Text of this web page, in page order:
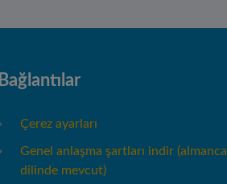
Bağlantılar
Çerez ayarları
Genel anlaşma şartları indir (almanca
dilinde mevcut)